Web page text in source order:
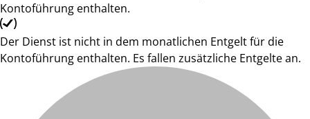
Kontoführung enthalten.
Der Dienst ist nicht in dem monatlichen Entgelt für die
Kontoführung enthalten. Es fallen zusätzliche Entgelte an.